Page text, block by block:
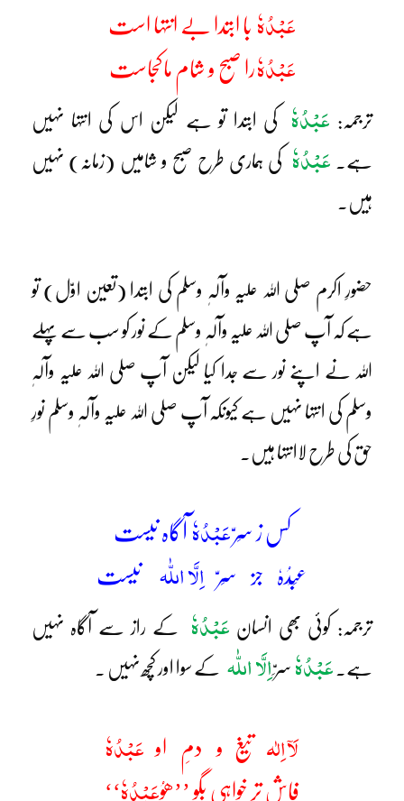
عَبْدُہٗ با ابتدا بے انتہا است
عَبْدُہٗرا صبح و شام ماکجاست
ترجمہ: عَبْدُہٗ کی ابتدا تو ہے لیکن اس کی انتہا نہیں
ہے۔ عَبْدُہٗ کی ہماری طرح صبح و شامیں (زمانہ) نہیں
ہیں۔
حضورِ اکرم صلی اللہ علیہ وآلہٖ وسلم کی ابتدا (تعین اوّل) تو
ہے کہ آپ صلی اللہ علیہ وآلہٖ وسلم کے نور کو سب سے پہلے
اللہ نے اپنے نور سے جدا کیا لیکن آپ صلی اللہ علیہ وآلہٖ
وسلم کی انتہا نہیں ہے کیونکہ آپ صلی اللہ علیہ وآلہٖ وسلم نورِ
حق کی طرح لاانتہا ہیں۔
کس ز سِرّعَبْدُہٗآگاہ نیست
عَبْدُہٗ جز سِرّ اِلَّا اللّٰہ نیست
ترجمہ: کوئی بھی انسان عَبْدُہٗ کے راز سے آگاہ نہیں
ہے۔ عَبْدُہٗ سرّ ِاِلَّا اللّٰہ کے سوا اور کچھ نہیں ۔
لَآ اِلٰہ تیغ و دمِ او عَبْدُہٗ
فاش تر خواہی بگو ’’ھوُ ‘‘